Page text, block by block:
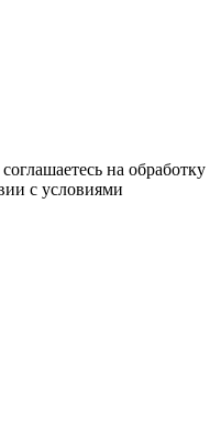
на обработку
с условиями